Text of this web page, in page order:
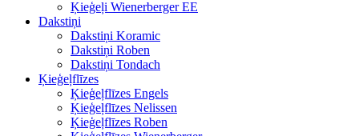
Ķieģeļi Wienerberger EE
Dakstiņi
Dakstiņi Koramic
Dakstiņi Roben
Dakstiņi Tondach
Ķieģeļflīzes
Ķieģeļflīzes Engels
Ķieģeļflīzes Nelissen
Ķieģeļflīzes Roben